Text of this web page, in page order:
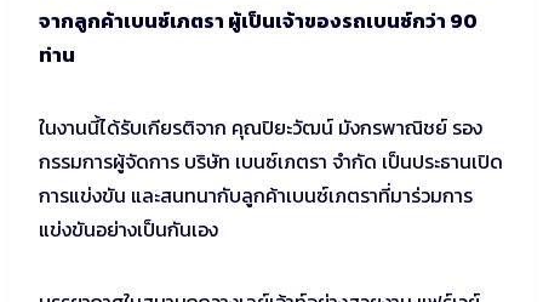
จากลูกค้าเบนซ์เภตรา ผู้เป็นเจ้าของรถเบนซ์กว่า 90
ท่าน
ในงานนี้ได้รับเกียรติจาก คุณปิยะวัฒน์ มังกรพาณิชย์ รอง
กรรมการผู้จัดการ บริษัท เบนซ์เภตรา จํากัด เป็นประธานเปิด
การแข่งขัน และสนทนากับลูกค้าเบนซ์เภตราที่มาร่วมการ
แข่งขันอย่างเป็นกันเอง